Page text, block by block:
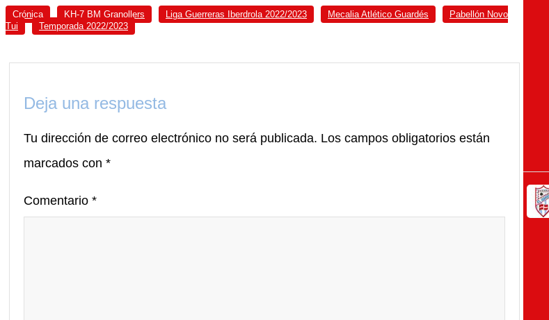
Crónica KH-7 BM Granollers Liga Guerreras Iberdrola 2022/2023 Mecalia Atlético Guardés
Pabellón Novo
Tui
Temporada 2022/2023
Deja una respuesta
Tu dirección de correo electrónico no será publicada. Los campos obligatorios están
marcados con *
Comentario *